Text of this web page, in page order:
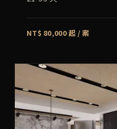
NT$ 80,000 起 / 案